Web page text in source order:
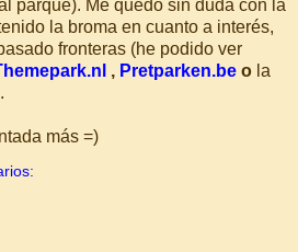
parque). Me quedo sin duda con la
la broma en cuanto a interés,
fronteras (he podido ver
, Pretparken.be o la
.
más =)